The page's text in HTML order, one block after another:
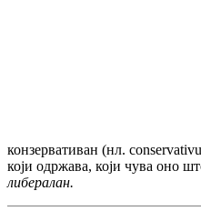
конзервативан (нл.
који одржава, који чува оно
либералан.